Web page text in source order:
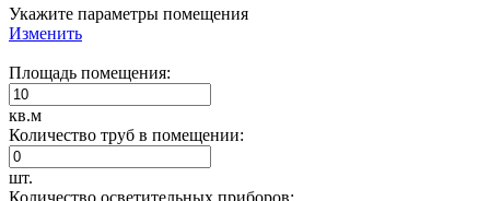
Укажите параметры помещения
Изменить
Площадь помещения:
кв.м
Количество труб в помещении:
шт.
Количество осветительных приборов: